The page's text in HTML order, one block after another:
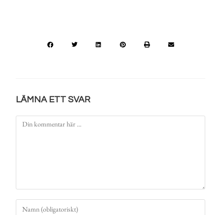
LÄMNA ETT SVAR